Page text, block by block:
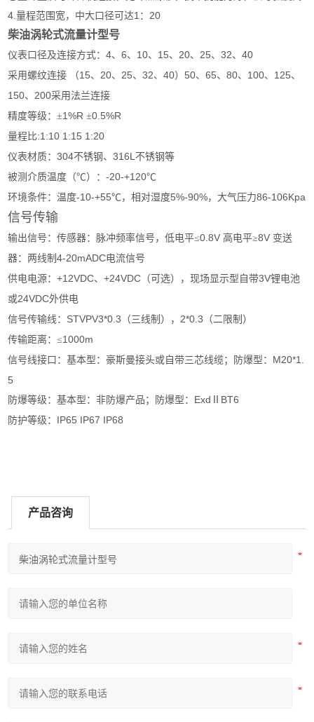
4.量程范围宽，中大口径可达1：20
柴油涡轮式流量计型号
仪表口径及连接方式：4、6、 10、 15、 20、 25、32、40
采用螺纹连接 （15、 20、 25、32、40）50、65、80、 100、 125、
150、 200采用法兰连接
精度等级：±1%R±0.5%R
量程比:1:10 1:15 1:20
仪表材质：304不锈钢、316L 不锈钢等
被测介质温度（℃）：-20-+120℃
环境条件：温度-10-+55℃，相对湿度5%-90%，大气压力86-106Kpa
信号传输
输出信号：传感器：脉冲频率信号，低电平≤0.8V高电平≥8V 变送
器：两线制4-20mADC电流信号
供电电源：+12VDC、+24VDC （可选），现场显示型自带3V锂电池
或24VDC外供电
信号传输线： STVPV3*0.3 （三线制）， 2*0.3 （二限制）
传输距离：≤1000m
信号线接口：基本型：豪斯曼接头或自带三芯线缆；防爆型： M20*1.
5
防爆等级：基本型：非防爆产品；防爆型： Exd BT6
防护等级： IP65 IP67 IP68
产品咨询